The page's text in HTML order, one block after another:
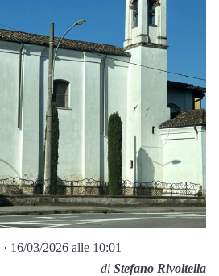
· 16/03/2026 alle 10:01
di Stefano Rivoltella